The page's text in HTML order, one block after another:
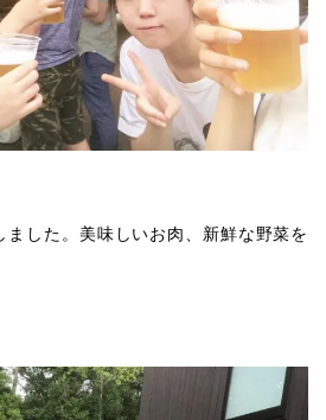
ました。美味しいお肉、新鮮な野菜を